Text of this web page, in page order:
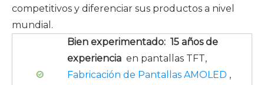
competitivos y diferenciar sus productos a nivel
mundial.
Bien experimentado: 15 años de
experiencia en pantallas TFT,
Fabricación de Pantallas AMOLED ,